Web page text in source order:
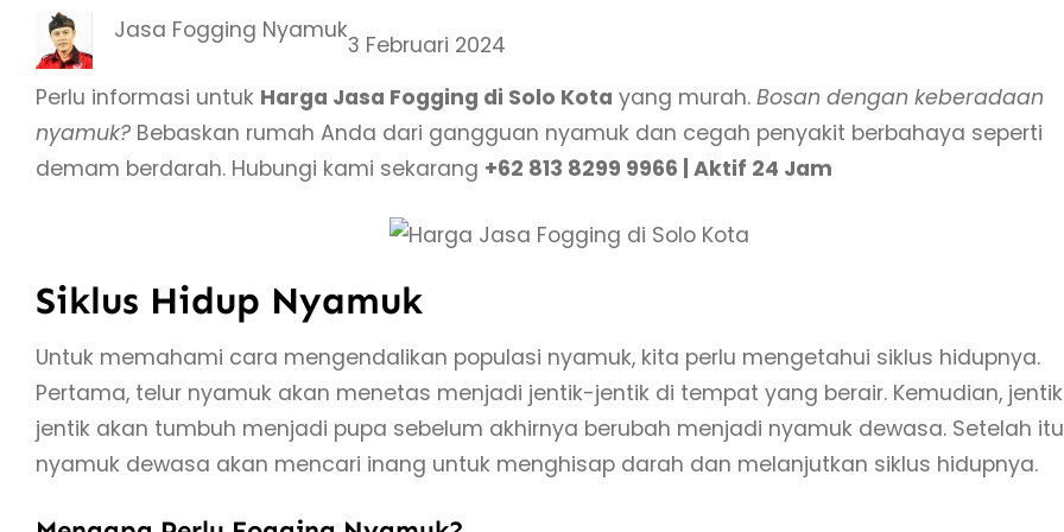
Jasa Fogging Nyamuk
3 Februari 2024
Perlu informasi untuk Harga Jasa Fogging di Solo Kota yang murah. Bosan dengan keberadaan
nyamuk? Bebaskan rumah Anda dari gangguan nyamuk dan cegah penyakit berbahaya seperti
demam berdarah. Hubungi kami sekarang +62 813 8299 9966 | Aktif 24 Jam
Siklus Hidup Nyamuk
Untuk memahami cara mengendalikan populasi nyamuk, kita perlu mengetahui siklus hidupnya.
Pertama, telur nyamuk akan menetas menjadi jentik-jentik di tempat yang berair. Kemudian,
jentik akan tumbuh menjadi pupa sebelum akhirnya berubah menjadi nyamuk dewasa. Setelah
nyamuk dewasa akan mencari inang untuk menghisap darah dan melanjutkan siklus hidupnya.